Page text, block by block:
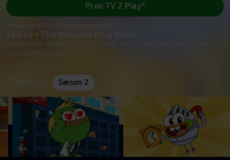
S2:E16 • The Princess Frog Bride
Duoen skal redde Jelly fra Oonski den Store; drengene bliver
superhelteænder.
Prøv TV 2 Play*
*tilkøbes til TV 2 Play abonnement
Sæson 1 Sæson 2